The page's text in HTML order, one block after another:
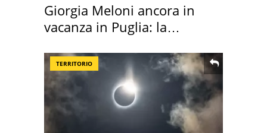
Giorgia Meloni ancora in
vacanza in Puglia: la
TERRITORIO